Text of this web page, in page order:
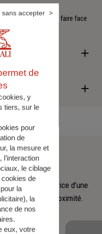
durables pour faire face
d'allier performance
vision est au cœur des
et de l'inclusion un
au service d’une
et la proximité.
de
y
tiers, sur le
pour
de
la mesure et
l’interaction
le ciblage
cookies de
la
), la
de nos
eux, votre
sans accepter